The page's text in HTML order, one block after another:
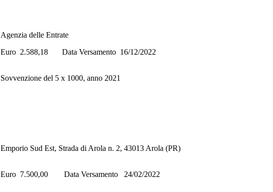
Agenzia delle Entrate
Euro 2.588,18 Data Versamento 16/12/2022
Sovvenzione del 5 x 1000, anno 2021
Emporio Sud Est, Strada di Arola n. 2, 43013 Arola (PR)
Euro 7.500,00 Data Versamento 24/02/2022